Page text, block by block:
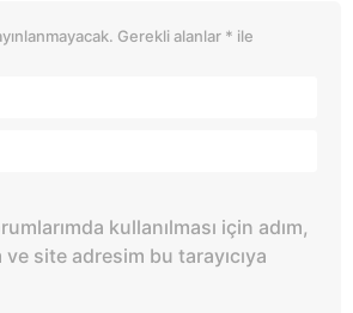
Gerekli alanlar * ile
kullanılması için adım,
site adresim bu tarayıcıya